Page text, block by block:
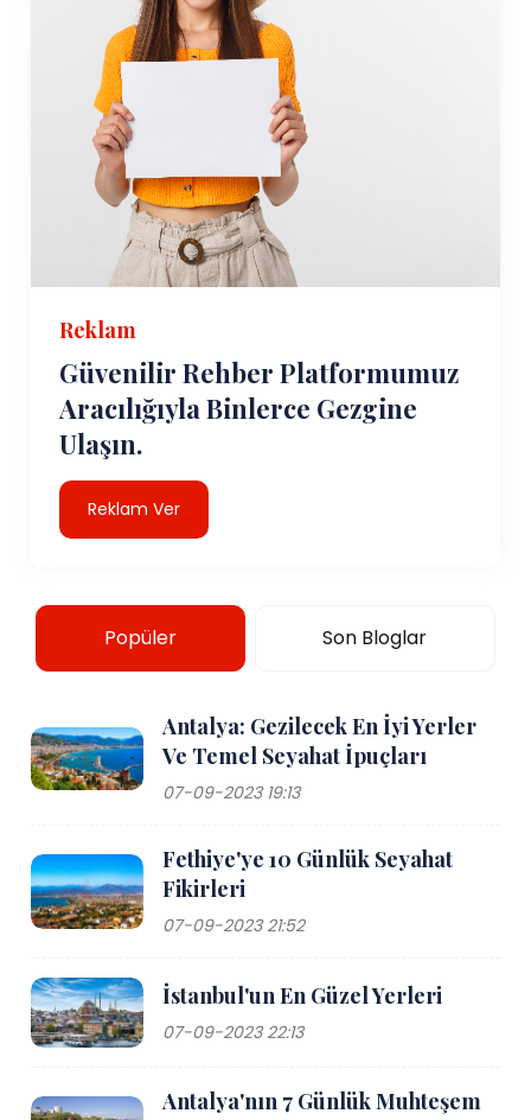
Reklam
Güvenilir Rehber Platformumuz
Aracılığıyla Binlerce Gezgine
Ulaşın.
Reklam Ver
Popüler Son Bloglar
Antalya: Gezilecek En İyi Yerler
Ve Temel Seyahat İpuçları
07-09-2023 19:13
Fethiye'ye 10 Günlük Seyahat
Fikirleri
07-09-2023 21:52
İstanbul'un En Güzel Yerleri
07-09-2023 22:13
Antalya'nın 7 Günlük Muhteşem